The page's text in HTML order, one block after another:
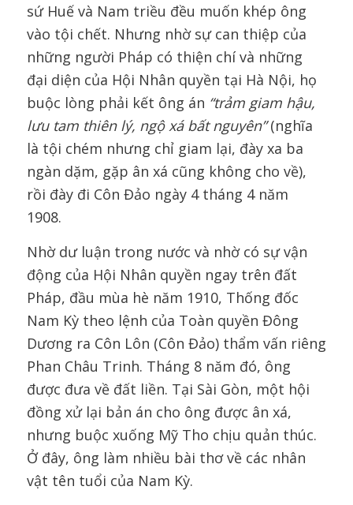
sứ Huế và Nam triều đều muốn khép ông
vào tội chết. Nhưng nhờ sự can thiệp của
những người Pháp có thiện chí và những
đại diện của Hội Nhân quyền tại Hà Nội, họ
buộc lòng phải kết ông án “trảm giam hậu,
lưu tam thiên lý, ngộ xá bất nguyên”(nghĩa
là tội chém nhưng chỉ giam lại, đày xa ba
ngàn dặm, gặp ân xá cũng không cho về),
rồi đày đi Côn Đảo ngày 4 tháng 4 năm
1908.
Nhờ dư luận trong nước và nhờ có sự vận
động của Hội Nhân quyền ngay trên đất
Pháp, đầu mùa hè năm 1910, Thống đốc
Nam Kỳ theo lệnh của Toàn quyền Đông
Dương ra Côn Lôn (Côn Đảo) thẩm vấn riêng
Phan Châu Trinh. Tháng 8 năm đó, ông
được đưa về đất liền. Tại Sài Gòn, một hội
đồng xử lại bản án cho ông được ân xá,
nhưng buộc xuống Mỹ Tho chịu quản thúc.
Ở đây, ông làm nhiều bài thơ về các nhân
vật tên tuổi của Nam Kỳ.